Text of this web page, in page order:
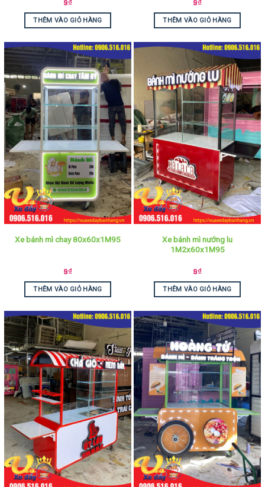
9₫
THÊM VÀO GIỎ HÀNG
9₫
THÊM VÀO GIỎ HÀNG
Xe bánh mì chay 80x60x1M95
9₫
THÊM VÀO GIỎ HÀNG
Xe bánh mì nướng lu
1M2x60x1M95
9₫
THÊM VÀO GIỎ HÀNG